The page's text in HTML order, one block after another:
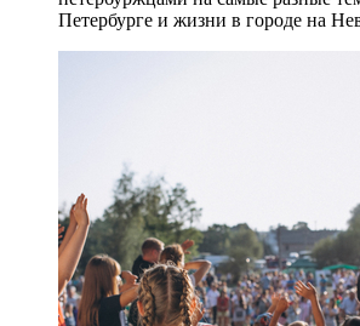
Петербурге и жизни в городе на